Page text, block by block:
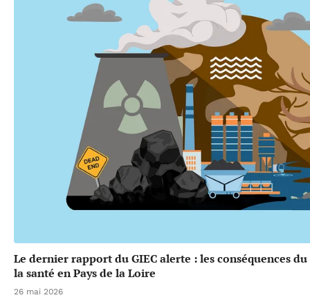
Le dernier rapport du GIEC alerte : les conséquences
la santé en Pays de la Loire
26 mai 2026